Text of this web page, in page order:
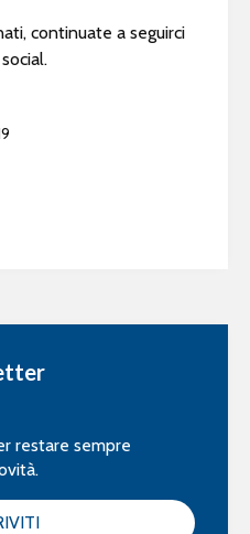
continuate a seguirci
restare sempre